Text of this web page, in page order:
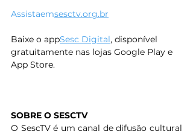
Assistaemsesctv.org.br
Baixe o appSesc Digital, disponível
gratuitamente nas lojas Google Play e
App Store.
SOBRE O SESCTV
O SescTV é um canal de difusão cultural